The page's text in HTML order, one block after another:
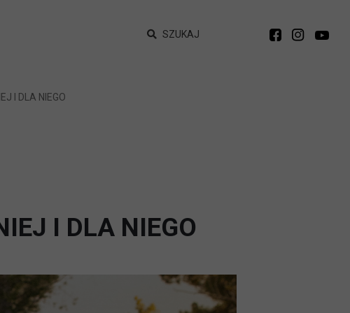
SZUKAJ
I DLA NIEGO
I DLA NIEGO